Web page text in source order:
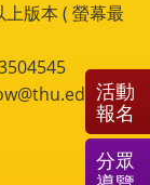
版本 ( 螢幕最
活動
報名
分眾